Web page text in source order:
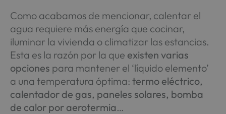
Como acabamos de mencionar, calentar el
agua requiere más energía que cocinar,
iluminar la vivienda o climatizar las estancias.
Esta es la razón por la que existen varias
opciones para mantener el ‘líquido elemento’
a una temperatura óptima: termo eléctrico,
calentador de gas, paneles solares, bomba
de calor por aerotermia…